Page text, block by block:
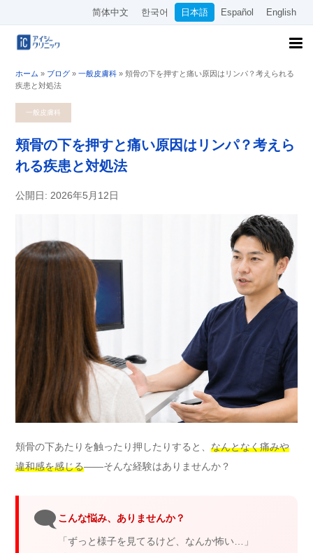
简体中文 한국어 日本語 Español English
ホーム » ブログ » 一般皮膚科 » 頬骨の下を押すと痛い原因はリンパ？考えられる
疾患と対処法
一般皮膚科
頬骨の下を押すと痛い原因はリンパ？考えら
れる疾患と対処法
公開日: 2026年5月12日
頬骨の下あたりを触ったり押したりすると、 なんとなく痛みや
違和感を感じる——そんな経験はありませんか？
🗨️ こんな悩み、ありませんか？
「ずっと様子を見てるけど、なんか怖い…」